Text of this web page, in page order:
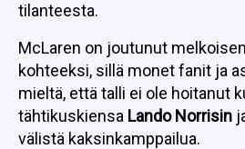
tilanteesta.
McLaren on joutunut
kohteeksi, sillä monet fanit ja
mieltä, että talli ei ole hoitanut
tähtikuskiensa Lando Norrisin
välistä kaksinkamppailua.